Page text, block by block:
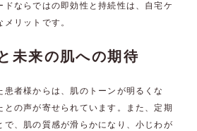
ドならではの即効性と持続性は、自宅ケ
リットです。
未来の肌への期待
患者様からは、肌のトーンが明るくな
との声が寄せられています。また、定期
で、肌の質感が滑らかになり、小じわが